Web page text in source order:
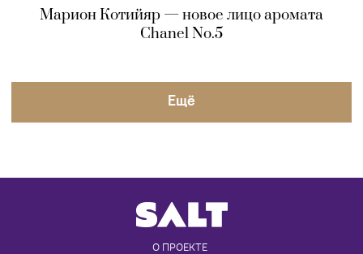
Марион Котийяр — новое лицо аромата
Chanel No.5
Eщё
О ПРОЕКТЕ